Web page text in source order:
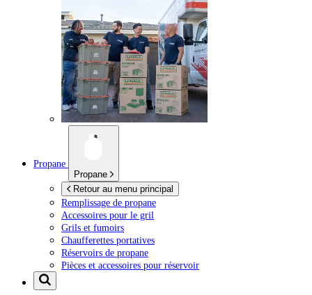
Propane
Propane
Retour au menu principal
Remplissage de propane
Accessoires pour le gril
Grils et fumoirs
Chaufferettes portatives
Réservoirs de propane
Pièces et accessoires pour réservoir